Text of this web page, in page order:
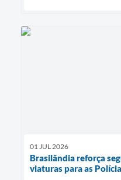
01 JUL 2026
Brasilândia reforça
viaturas para as